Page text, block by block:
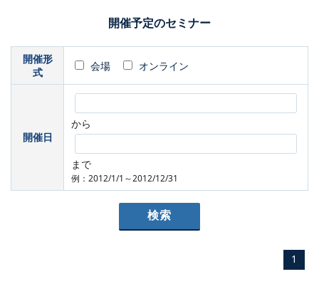
開催予定のセミナー
開催形
式
会場 オンライン
開催日
から
まで
例：2012/1/1～2012/12/31
1